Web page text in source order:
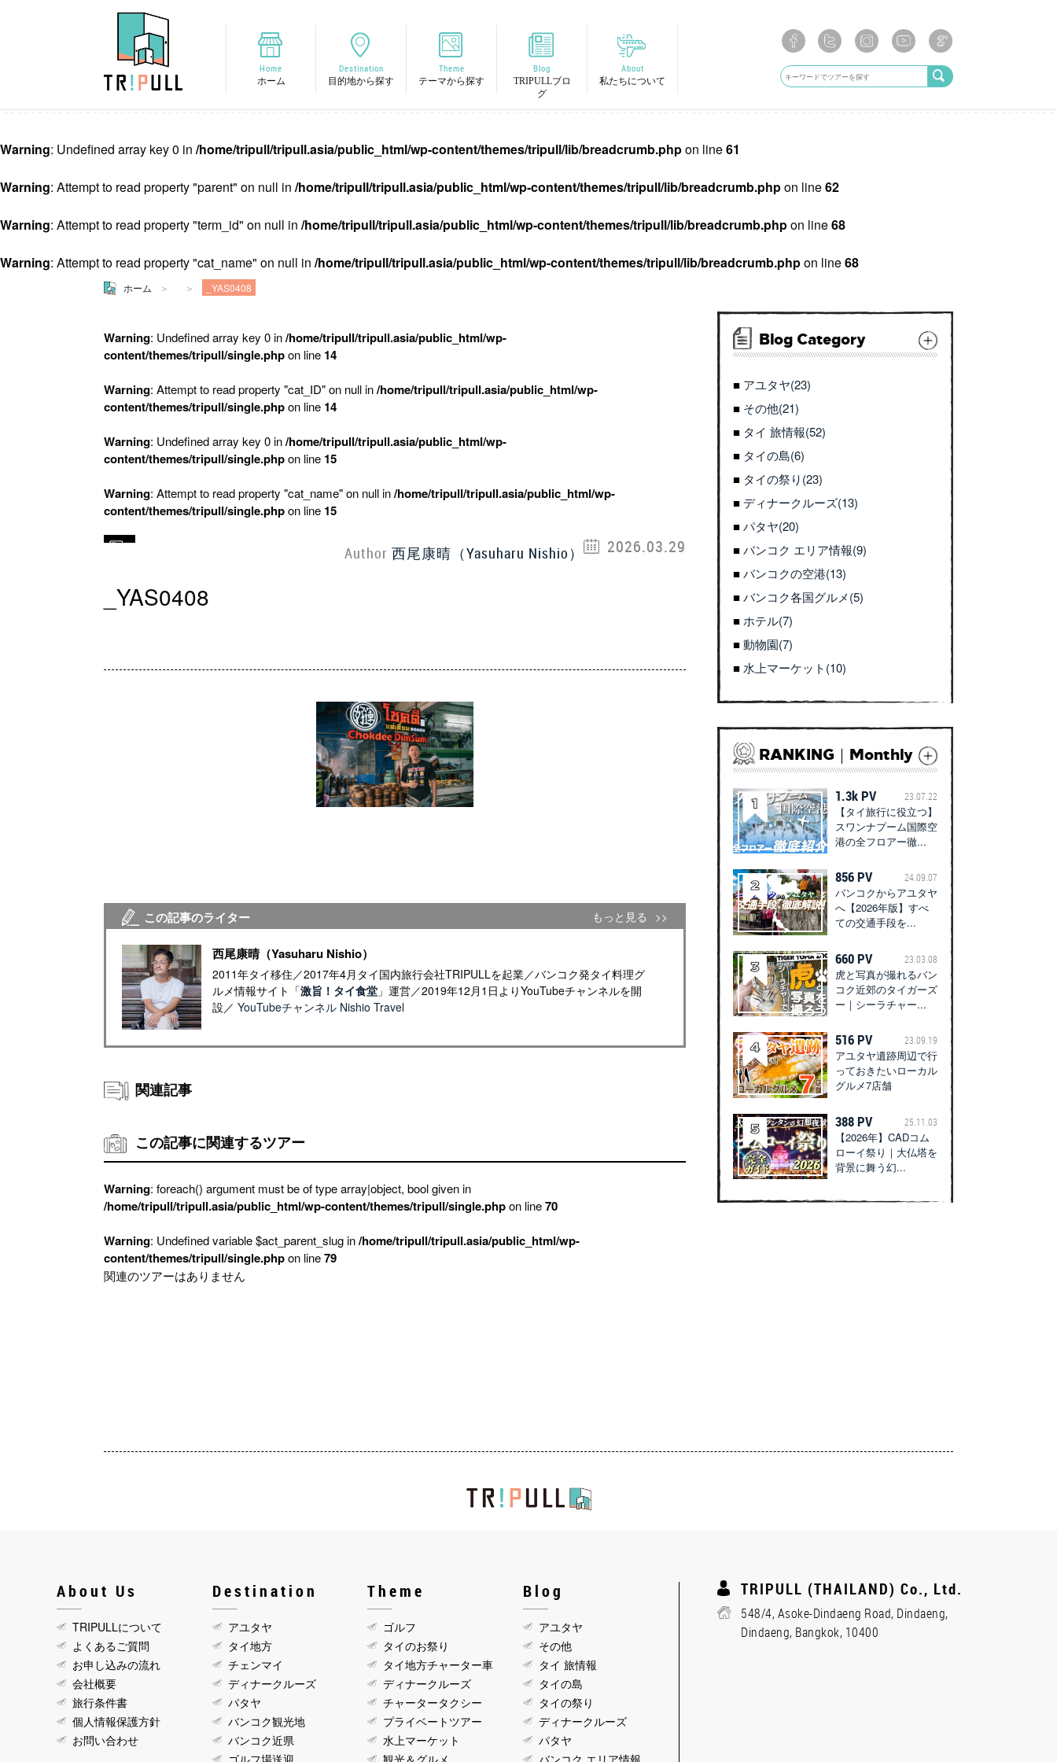
Home
ホーム
Destination
目的地から探す
Theme
テーマから探す
Blog
TRIPULLブロ
グ
About
私たちについて
Warning: Undefined array key 0 in /home/tripull/tripull.asia/public_html/wp-content/themes/tripull/lib/breadcrumb.phpon line61
Warning: Attempt to read property "parent" on null in /home/tripull/tripull.asia/public_html/wp-content/themes/tripull/lib/breadcrumb.phpon line62
Warning: Attempt to read property "term_id" on null in /home/tripull/tripull.asia/public_html/wp-content/themes/tripull/lib/breadcrumb.phpon line68
Warning: Attempt to read property "cat_name" on null in /home/tripull/tripull.asia/public_html/wp-content/themes/tripull/lib/breadcrumb.phpon line68
ホーム _YAS0408
Warning: Undefined array key 0 in/home/tripull/tripull.asia/public_html/wp-
content/themes/tripull/single.phpon line 14
Warning: Attempt to read property "cat_ID" on null in/home/tripull/tripull.asia/public_html/wp-
content/themes/tripull/single.phpon line 14
Warning: Undefined array key 0 in/home/tripull/tripull.asia/public_html/wp-
content/themes/tripull/single.phpon line 15
Warning: Attempt to read property "cat_name" on null in/home/tripull/tripull.asia/public_html/wp-
content/themes/tripull/single.phpon line 15
2026.03.29
Author 西尾康晴（Yasuharu Nishio）
_YAS0408
この記事のライター もっと見る
西尾康晴（Yasuharu Nishio）
2011年タイ移住／2017年4月タイ国内旅行会社TRIPULLを起業／バンコク発タイ料理グ
ルメ情報サイト「激旨！タイ食堂」運営／2019年12月1日よりYouTubeチャンネルを開
設／ YouTubeチャンネル Nishio Travel
関連記事
この記事に関連するツアー
Warning: foreach() argument must be of type array|object, bool given in
/home/tripull/tripull.asia/public_html/wp-content/themes/tripull/single.phpon line70
Warning: Undefined variable $act_parent_slug in/home/tripull/tripull.asia/public_html/wp-
content/themes/tripull/single.phpon line79
関連のツアーはありません
Blog Category
アユタヤ(23)
その他(21)
タイ 旅情報(52)
タイの島(6)
タイの祭り(23)
ディナークルーズ(13)
パタヤ(20)
バンコク エリア情報(9)
バンコクの空港(13)
バンコク各国グルメ(5)
ホテル(7)
動物園(7)
水上マーケット(10)
RANKING｜Monthly
1.3k PV 23.07.22
【タイ旅行に役立つ】
スワンナプーム国際空
港の全フロアー徹...
856 PV 24.09.07
バンコクからアユタヤ
へ【2026年版】すべ
ての交通手段を...
660 PV 23.03.08
虎と写真が撮れるバン
コク近郊のタイガーズ
ー｜シーラチャー...
516 PV 23.09.19
アユタヤ遺跡周辺で行
っておきたいローカル
グルメ7店舗
388 PV 25.11.03
【2026年】CADコム
ローイ祭り｜大仏塔を
背景に舞う幻...
About Us
TRIPULLについて
よくあるご質問
お申し込みの流れ
会社概要
旅行条件書
個人情報保護方針
お問い合わせ
Destination
アユタヤ
タイ地方
チェンマイ
ディナークルーズ
パタヤ
バンコク観光地
バンコク近県
Theme
ゴルフ
タイのお祭り
タイ地方チャーター車
ディナークルーズ
チャータータクシー
プライベートツアー
水上マーケット
Blog
アユタヤ
その他
タイ 旅情報
タイの島
タイの祭り
ディナークルーズ
パタヤ
TRIPULL (THAILAND) Co., Ltd.
548/4, Asoke-Dindaeng Road, Dindaeng,
Dindaeng, Bangkok, 10400